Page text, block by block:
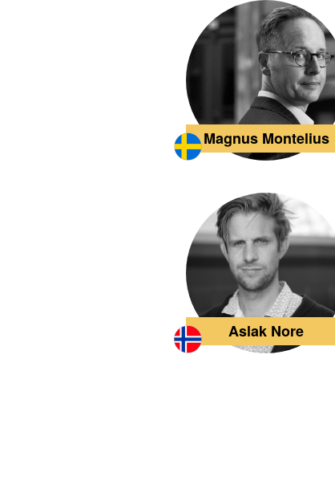
Magnus Montelius
Aslak Nore